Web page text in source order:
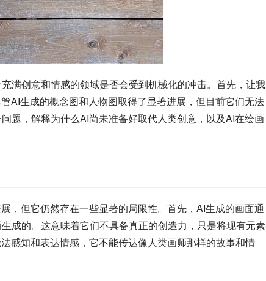
满创意和情感的领域是否会受到机械化的冲击。首先，让我
AI生成的概念图和人物图取得了显著进展，但目前它们无法
题，解释为什么AI尚未准备好取代人类创意，以及AI在绘画
，但它仍然存在一些显著的局限性。首先，AI生成的画面通
成的。这意味着它们不具备真正的创造力，只是将现有元素
感知和表达情感，它不能传达像人类画师那样的故事和情